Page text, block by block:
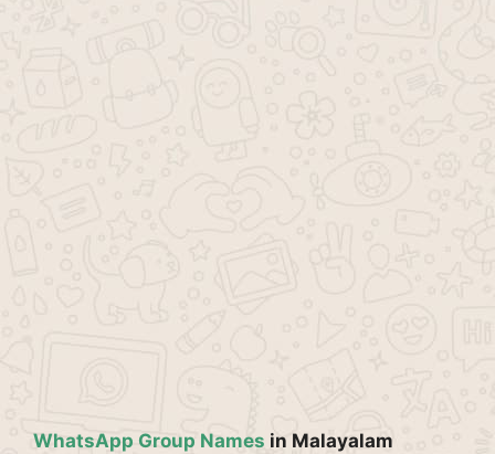
WhatsApp Group Names in Malayalam